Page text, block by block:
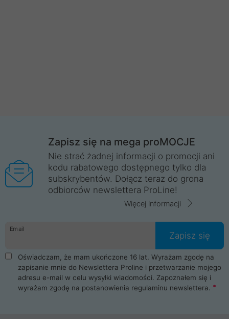
Zapisz się na mega proMOCJE
Nie strać żadnej informacji o promocji ani
kodu rabatowego dostępnego tylko dla
subskrybentów. Dołącz teraz do grona
odbiorców newslettera ProLine!
Więcej informacji
Email
Zapisz się
Oświadczam, że mam ukończone 16 lat. Wyrażam zgodę na
zapisanie mnie do Newslettera Proline i przetwarzanie mojego
adresu e-mail w celu wysyłki wiadomości. Zapoznałem się i
wyrażam zgodę na postanowienia regulaminu newslettera.